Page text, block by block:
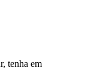
tenha em